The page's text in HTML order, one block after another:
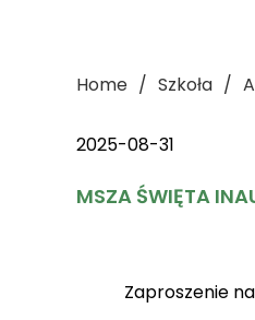
Home Szkoła
2025-08-31
MSZA ŚWIĘTA
Zaproszenie na